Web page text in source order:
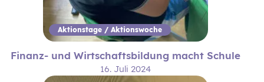
Aktionstage / Aktionswoche
Finanz- und Wirtschaftsbildung macht Schule
16. Juli 2024